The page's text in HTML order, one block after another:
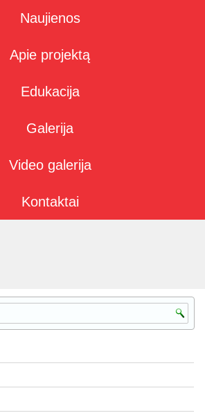
Naujienos
Apie projektą
Edukacija
Galerija
Video galerija
Kontaktai